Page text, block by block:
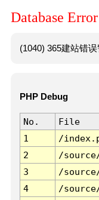
Database Error
(1040) 365建站错
PHP Debug
No. File
1
/
2
/
3
/
4
/